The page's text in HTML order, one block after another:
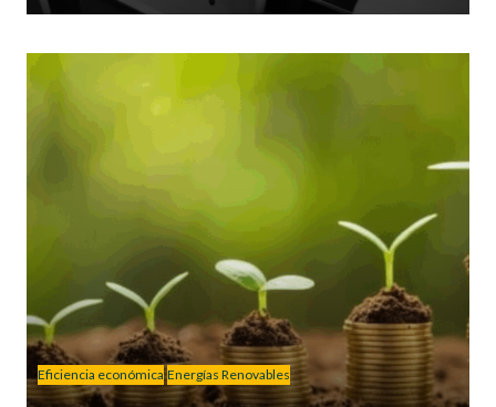
Eficiencia económica Energías Renovables